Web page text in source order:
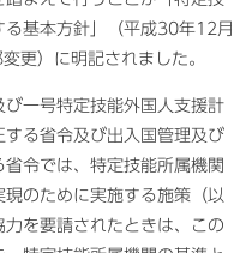
基本方針」（平成30年12月
更）に明記されました。
一号特定技能外国人支援計
る省令及び出入国管理及び
令では、特定技能所属機関
のために実施する施策（以
を要請されたときは、この